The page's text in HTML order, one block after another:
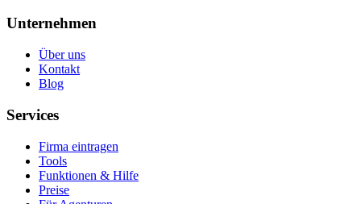
Unternehmen
Über uns
Kontakt
Blog
Services
Firma eintragen
Tools
Funktionen & Hilfe
Preise